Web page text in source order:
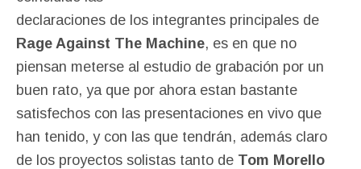
declaraciones de los integrantes principales de
Rage Against The Machine, es en que no
piensan meterse al estudio de grabación por un
buen rato, ya que por ahora estan bastante
satisfechos con las presentaciones en vivo que
han tenido, y con las que tendrán, además claro
de los proyectos solistas tanto de Tom Morello